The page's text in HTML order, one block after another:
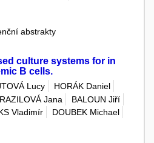
abstrakty
culture systems for in
B cells.
Lucy
HORÁK Daniel
Jana
BALOUN Jiří
Vladimír
DOUBEK Michael